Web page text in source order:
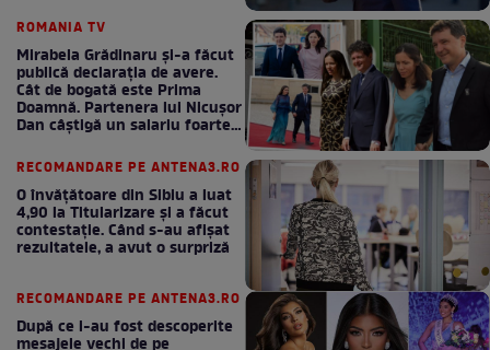
ROMANIA TV
Mirabela Grădinaru și-a făcut
publică declarația de avere.
Cât de bogată este Prima
Doamnă. Partenera lui Nicușor
Dan câștigă un salariu foarte
RECOMANDARE PE ANTENA3.RO
O învățătoare din Sibiu a luat
4,90 la Titularizare și a făcut
contestație. Când s-au afișat
rezultatele, a avut o surpriză
RECOMANDARE PE ANTENA3.RO
După ce i-au fost descoperite